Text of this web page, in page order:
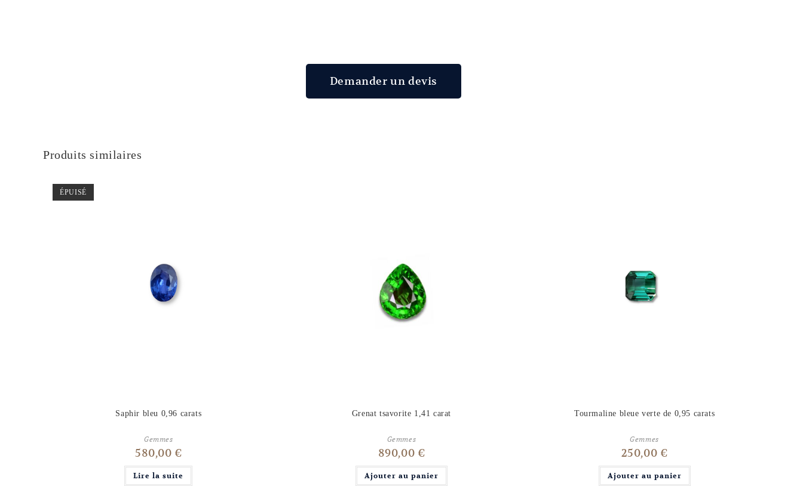
Demander un devis
Produits similaires
ÉPUISÉ
Saphir bleu 0,96 carats
Gemmes
580,00 €
Lire la suite
Grenat tsavorite 1,41 carat
Gemmes
890,00 €
Ajouter au panier
Tourmaline bleue verte de 0,95 carats
Gemmes
250,00 €
Ajouter au panier